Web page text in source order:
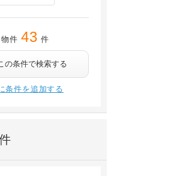
件 43 件
の条件で検索する
条件を追加する
」 下車 バス32分 徒歩12分
八王子みなみ野 徒歩12分
山田 徒歩28分
円/ 4,000円
年07月